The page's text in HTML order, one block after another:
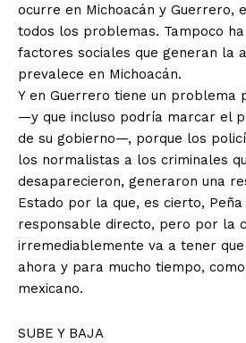
ocurre en Michoacán y Guerrero,
todos los problemas. Tampoco
factores sociales que generan la
prevalece en Michoacán.
Y en Guerrero tiene un problema
—y que incluso podría marcar el
de su gobierno—, porque los
los normalistas a los criminales
desaparecieron, generaron una
Estado por la que, es cierto,
responsable directo, pero por la
irremediablemente va a tener
ahora y para mucho tiempo,
mexicano.
SUBE Y BAJA